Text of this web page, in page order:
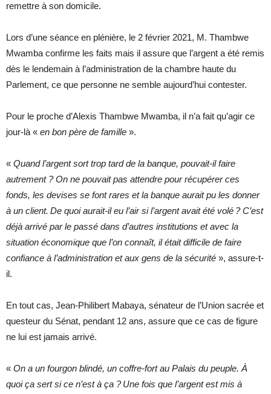
remettre à son domicile.
Lors d’une séance en plénière, le 2 février 2021, M. Thambwe
Mwamba confirme les faits mais il assure que l’argent a été remis
dès le lendemain à l’administration de la chambre haute du
Parlement, ce que personne ne semble aujourd’hui contester.
Pour le proche d’Alexis Thambwe Mwamba, il n’a fait qu’agir ce
jour-là « en bon père de famille ».
« Quand l’argent sort trop tard de la banque, pouvait-il faire
autrement ? On ne pouvait pas attendre pour récupérer ces
fonds, les devises se font rares et la banque aurait pu les donner
à un client. De quoi aurait-il eu l’air si l’argent avait été volé ? C’est
déjà arrivé par le passé dans d’autres institutions et avec la
situation économique que l’on connaît, il était difficile de faire
confiance à l’administration et aux gens de la sécurité », assure-t-
il.
En tout cas, Jean-Philibert Mabaya, sénateur de l’Union sacrée et
questeur du Sénat, pendant 12 ans, assure que ce cas de figure
ne lui est jamais arrivé.
« On a un fourgon blindé, un coffre-fort au Palais du peuple. À
quoi ça sert si ce n’est à ça ? Une fois que l’argent est mis à